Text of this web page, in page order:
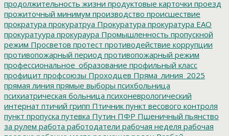
продолжительность жизни продуктовые карточки проезд
прожиточный минимум производство происшествие
прократура прокуратруа Прокуратура прокуратура ЕАО
прокуратуура прокураура Промышленность пропускной
режим Просветов протест противодействие коррупции
противопожарный период противопожарный режим
профессиональное_образование профильный класс
профицит профсоюзы Проходцев Пряма_линия_2025
прямая линия прямые выборы психбольница
психиатрическая больница психоневрологический
интернат птичий грипп Птичник пункт весового контроля
пункт пропуска путевка Путин ПФР Пшеничный пьянство
за рулем работа работодатели рабочая неделя рабочая